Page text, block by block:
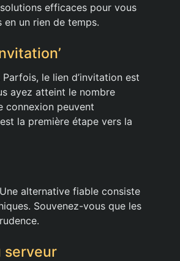
efficaces pour vous
un rien de temps.
le lien d’invitation est
ayez atteint le nombre
connexion peuvent
la première étape vers la
alternative fiable consiste
Souvenez-vous que les
serveur